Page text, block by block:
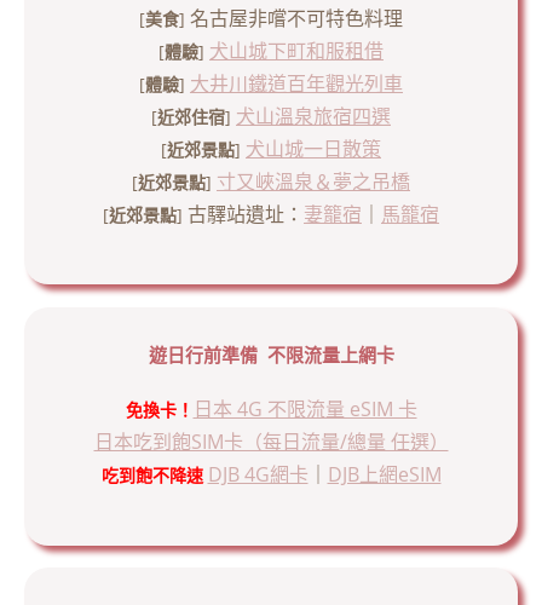
[美食] 名古屋非嚐不可特色料理
[體驗] 犬山城下町和服租借
[體驗] 大井川鐵道百年觀光列車
[近郊住宿] 犬山溫泉旅宿四選
[近郊景點] 犬山城一日散策
[近郊景點] 寸又峽溫泉＆夢之吊橋
[近郊景點] 古驛站遺址： 妻籠宿 馬籠宿
遊日行前準備 不限流量上網卡
免換卡！ 日本 4G 不限流量 eSIM 卡
日本吃到飽SIM卡（每日流量/總量 任選）
吃到飽不降速 DJB 4G網卡 DJB上網eSIM